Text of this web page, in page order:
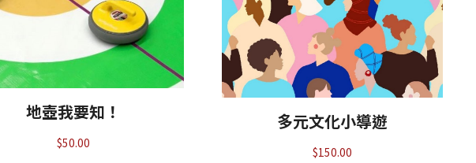
地壺我要知！
$50.00
多元文化小導遊
$150.00